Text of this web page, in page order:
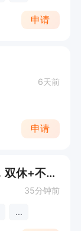
申请
6天前
申请
双休-话务员（4000-10000元，双休+不耽误接送小孩，下午五点30下班）
35分钟前
...